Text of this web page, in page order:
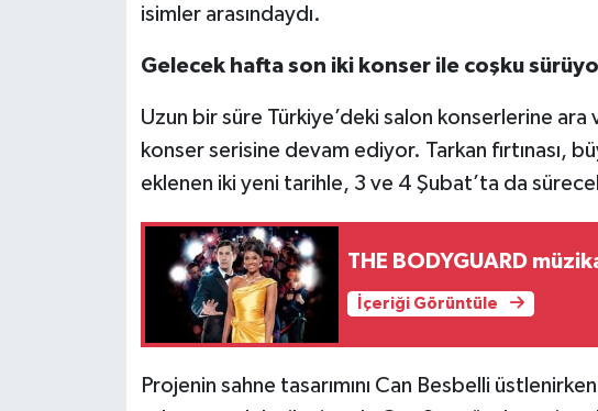
isimler arasındaydı.
Gelecek hafta son iki konser ile coşku
Uzun bir süre Türkiye’deki salon konserlerine
konser serisine devam ediyor. Tarkan fırtınası,
eklenen iki yeni tarihle, 3 ve 4 Şubat’ta da
THE BODYGUARD
İçeriği Görüntüle
Projenin sahne tasarımını Can Besbelli